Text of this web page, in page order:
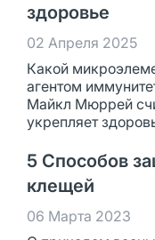
здоровье
02 Апреля 2025
Какой
агентом
Майкл Мюррей
укрепляет
5 Способов
клещей
06 Марта 2023